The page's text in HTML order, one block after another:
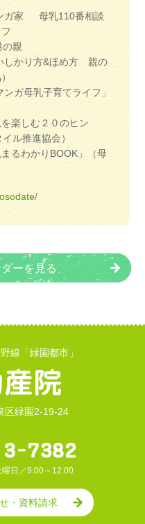
ガ家 母乳110番相談
親
しかり方&ほめ方 親の
ガ母乳子育てライフ」
楽しむ２０のヒン
ル推進協会）
るわかりBOOK」（母
ーを見る
線「緑園都市」
区緑園2-19-24
日／9:00～12:00
・資料請求